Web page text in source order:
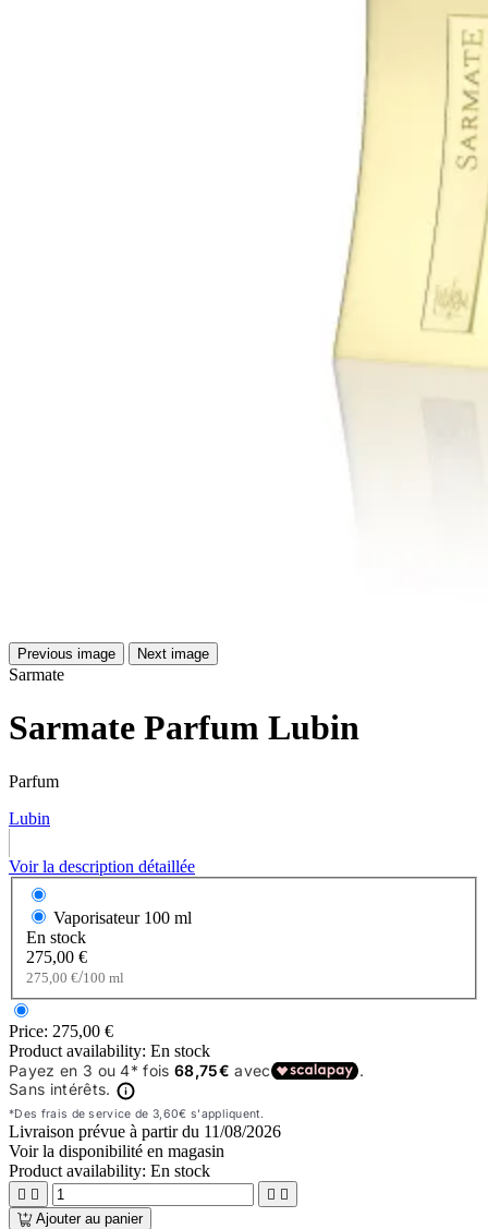
Previous image Next image
Sarmate
Sarmate Parfum Lubin
Parfum
Lubin
Voir la description détaillée
Vaporisateur 100 ml
En stock
275,00 €
275,00 €/100 ml
Price: 275,00 €
Product availability: En stock
Livraison prévue à partir du 11/08/2026
Voir la disponibilité en magasin
Product availability: En stock
   
Ajouter au panier